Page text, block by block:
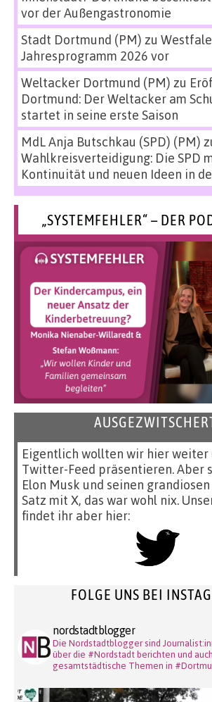
vor der Außengastronomie
Stadt Dortmund (PM) zu
Jahresprogramm 2026 vor
Weltacker Dortmund (PM) zu
Dortmund: Der Weltacker am
startet in seine erste Saison
MdL Anja Butschkau (SPD) (PM)
Wahlkreisverteidigung: Die SPD
Kontinuität und neuen Ideen in
„SYSTEMFEHLER“ – DER
Eigentlich wollten wir hier weiter
Twitter-Feed präsentieren. Aber
Elon Musk und seinen grandiosen
Satz mit X, das war wohl nix.
findet ihr aber hier:
FOLGE UNS BEI
nordstadtblogger
Die Nordstadtblogger sind
über die #Nordstadt berichten und
gesamtstädtische Themen in